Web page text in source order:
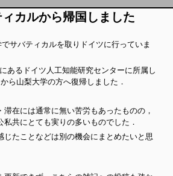
ィカルから帰国しました
サバティカルを取りドイツに行っていま
あるドイツ人工知能研究センターに所属し
ら山梨大学の方へ復帰しました．
滞在には通常に無い苦労もあったものの，
私共にとても実りの多いものでした．
じたことなどは別の機会にまとめたいと思